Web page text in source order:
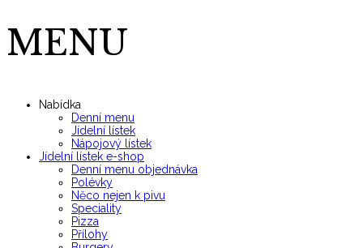
MENU
Nabídka
Denní menu
Jídelní lístek
Nápojový lístek
Jídelní lístek e-shop
Denní menu objednávka
Polévky
Něco nejen k pivu
Speciality
Pizza
Přílohy